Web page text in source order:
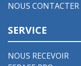
NOUS CONTACTER
SERVICE
NOUS RECEVOIR